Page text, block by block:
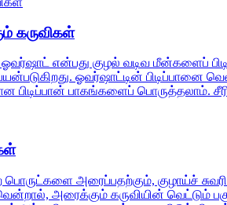
கருவிகள்
என்பது குழல் வடிவ மீன்களைப்
பயன்படுகிறது. ஓவர்ஷாட்டின்
பாகங்களைப் பொருத்தலாம்.
அரைப்பதற்கும், குழாய்ச்
அரைக்கும் கருவியின் வெட்டும்